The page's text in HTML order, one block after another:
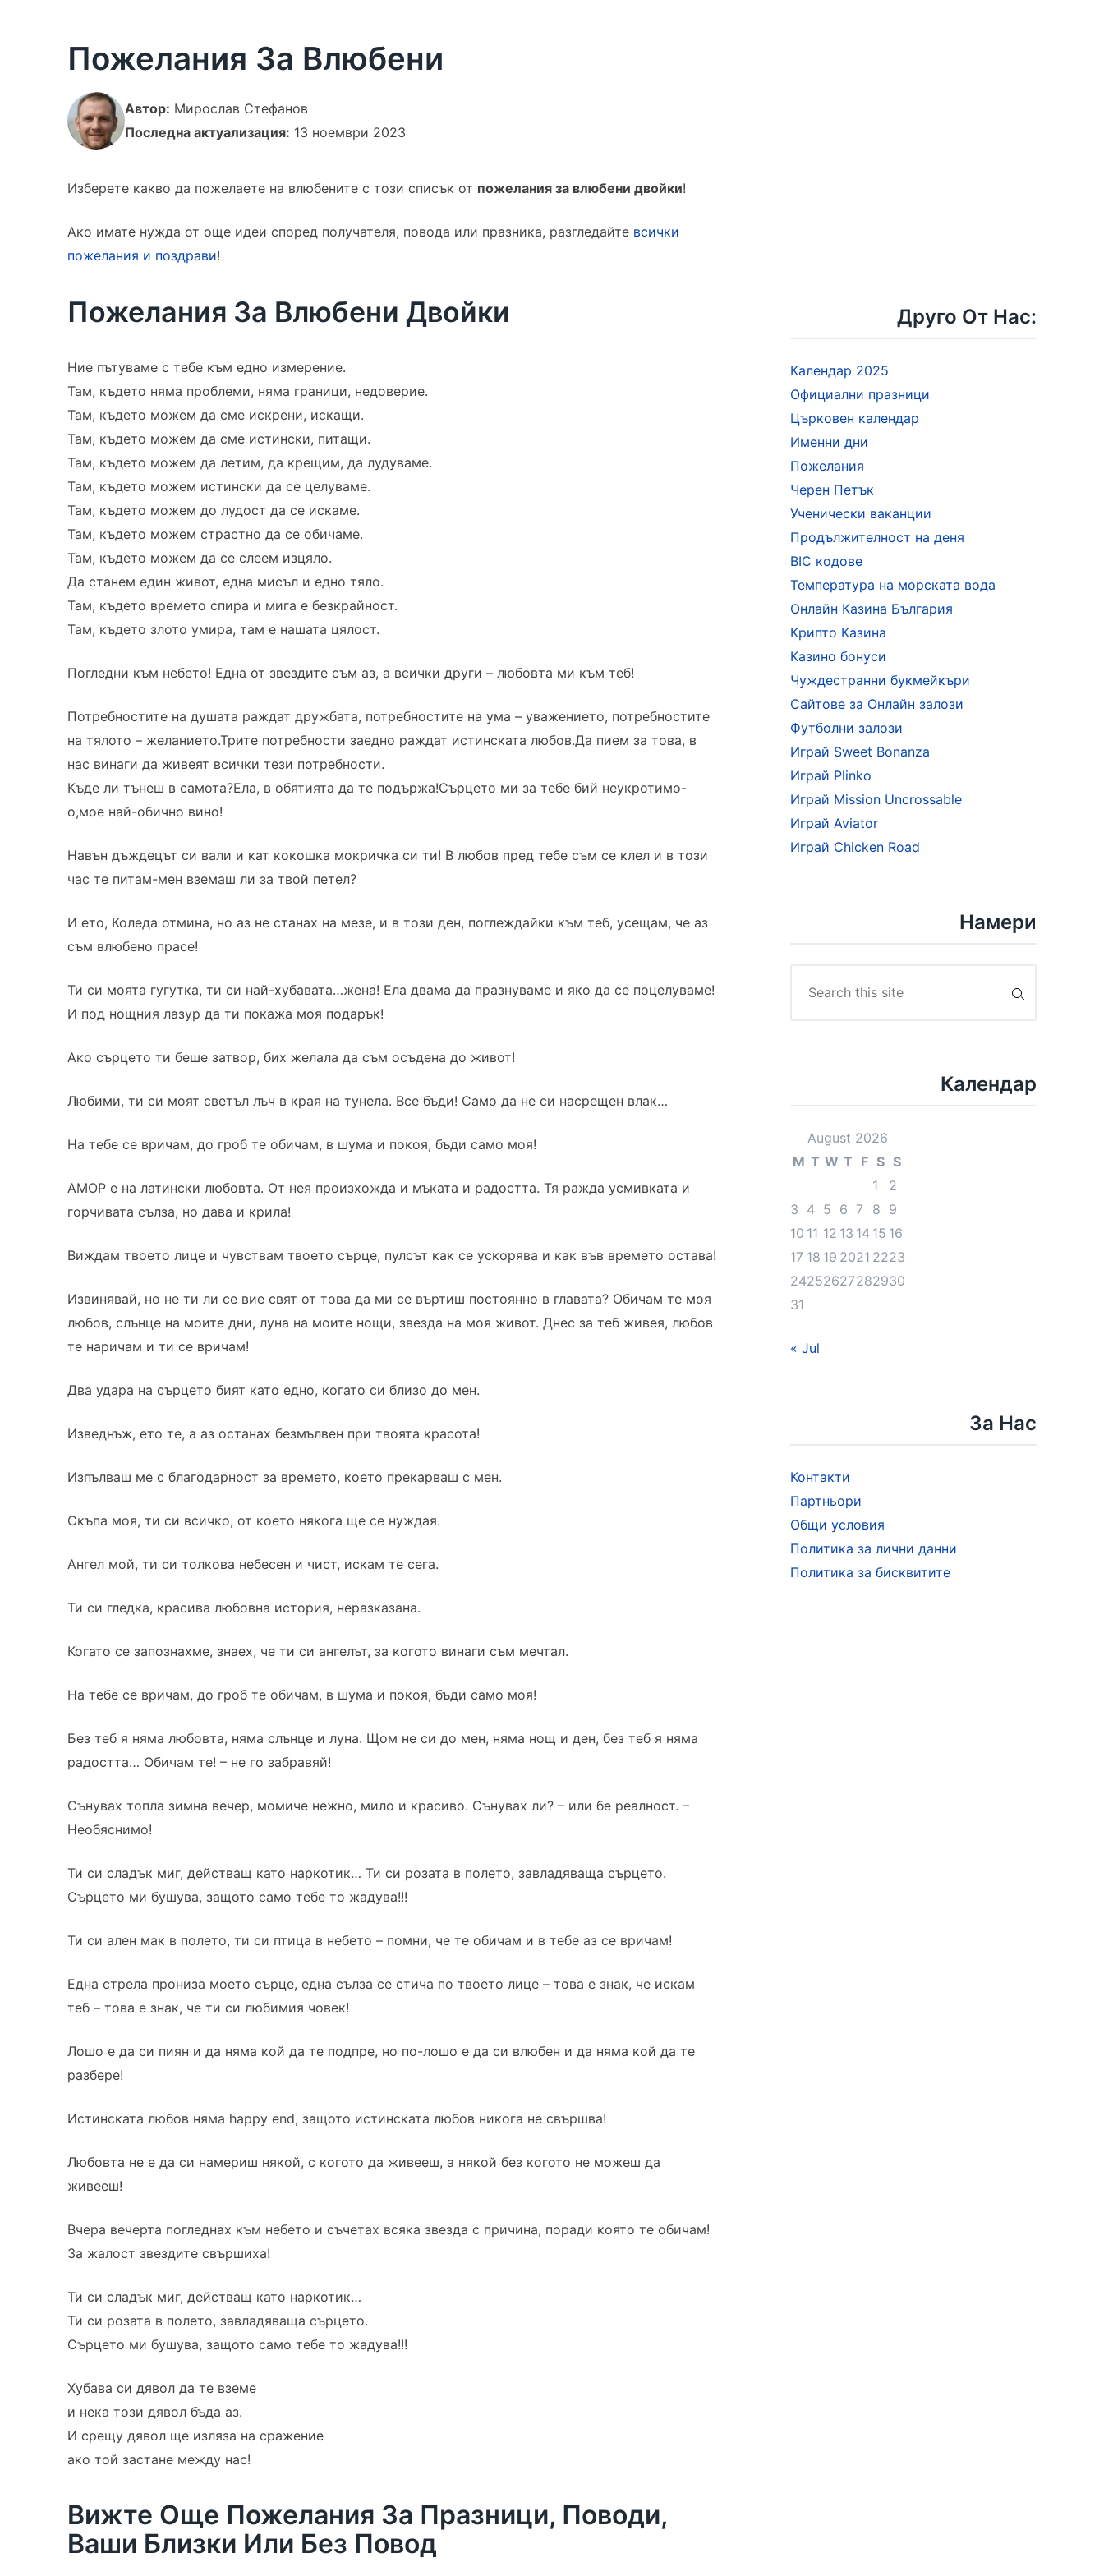
Пожелания За Влюбени
Автор: Мирослав Стефанов
Последна актуализация: 13 ноември 2023
Изберете какво да пожелаете на влюбените с този списък от пожелания за влюбени двойки!
Ако имате нужда от още идеи според получателя, повода или празника, разгледайте всички
пожелания и поздрави!
Пожелания За Влюбени Двойки
Ние пътуваме с тебе към едно измерение.
Там, където няма проблеми, няма граници, недоверие.
Там, където можем да сме искрени, искащи.
Там, където можем да сме истински, питащи.
Там, където можем да летим, да крещим, да лудуваме.
Там, където можем истински да се целуваме.
Там, където можем до лудост да се искаме.
Там, където можем страстно да се обичаме.
Там, където можем да се слеем изцяло.
Да станем един живот, една мисъл и едно тяло.
Там, където времето спира и мига е безкрайност.
Там, където злото умира, там е нашата цялост.
Погледни към небето! Една от звездите съм аз, а всички други – любовта ми към теб!
Потребностите на душата раждат дружбата, потребностите на ума – уважението, потребностите
на тялото – желанието.Трите потребности заедно раждат истинската любов.Да пием за това, в
нас винаги да живеят всички тези потребности.
Къде ли тънеш в самота?Ела, в обятията да те подържа!Сърцето ми за тебе бий неукротимо-
о,мое най-обично вино!
Навън дъждецът си вали и кат кокошка мокричка си ти! В любов пред тебе съм се клел и в този
час те питам-мен вземаш ли за твой петел?
И ето, Коледа отмина, но аз не станах на мезе, и в този ден, поглеждайки към теб, усещам, че аз
съм влюбено прасе!
Ти си моята гугутка, ти си най-хубавата…жена! Ела двама да празнуваме и яко да се поцелуваме!
И под нощния лазур да ти покажа моя подарък!
Ако сърцето ти беше затвор, бих желала да съм осъдена до живот!
Любими, ти си моят светъл лъч в края на тунела. Все бъди! Само да не си насрещен влак…
На тебе се вричам, до гроб те обичам, в шума и покоя, бъди само моя!
АМОР е на латински любовта. От нея произхожда и мъката и радостта. Тя ражда усмивката и
горчивата сълза, но дава и крила!
Виждам твоето лице и чувствам твоето сърце, пулсът как се ускорява и как във времето остава!
Извинявай, но не ти ли се вие свят от това да ми се въртиш постоянно в главата? Обичам те моя
любов, слънце на моите дни, луна на моите нощи, звезда на моя живот. Днес за теб живея, любов
те наричам и ти се вричам!
Два удара на сърцето бият като едно, когато си близо до мен.
Изведнъж, ето те, а аз останах безмълвен при твоята красота!
Изпълваш ме с благодарност за времето, което прекарваш с мен.
Скъпа моя, ти си всичко, от което някога ще се нуждая.
Ангел мой, ти си толкова небесен и чист, искам те сега.
Ти си гледка, красива любовна история, неразказана.
Когато се запознахме, знаех, че ти си ангелът, за когото винаги съм мечтал.
На тебе се вричам, до гроб те обичам, в шума и покоя, бъди само моя!
Без теб я няма любовта, няма слънце и луна. Щом не си до мен, няма нощ и ден, без теб я няма
радостта… Обичам те! – не го забравяй!
Сънувах топла зимна вечер, момиче нежно, мило и красиво. Сънувах ли? – или бе реалност. –
Необяснимо!
Ти си сладък миг, действащ като наркотик… Ти си розата в полето, завладяваща сърцето.
Сърцето ми бушува, защото само тебе то жадува!!!
Ти си ален мак в полето, ти си птица в небето – помни, че те обичам и в тебе аз се вричам!
Една стрела прониза моето сърце, една сълза се стича по твоето лице – това е знак, че искам
теб – това е знак, че ти си любимия човек!
Лошо е да си пиян и да няма кой да те подпре, но по-лошо е да си влюбен и да няма кой да те
разбере!
Истинската любов няма happy end, защото истинската любов никога не свършва!
Любовта не е да си намериш някой, с когото да живееш, а някой без когото не можеш да
живееш!
Вчера вечерта погледнах към небето и съчетах всяка звезда с причина, поради която те обичам!
За жалост звездите свършиха!
Ти си сладък миг, действащ като наркотик…
Ти си розата в полето, завладяваща сърцето.
Сърцето ми бушува, защото само тебе то жадува!!!
Хубава си дявол да те вземе
и нека този дявол бъда аз.
И срещу дявол ще изляза на сражение
ако той застане между нас!
Вижте Още Пожелания За Празници, Поводи,
Ваши Близки Или Без Повод
Друго От Нас:
Календар 2025
Официални празници
Църковен календар
Именни дни
Пожелания
Черен Петък
Ученически ваканции
Продължителност на деня
BIC кодове
Температура на морската вода
Онлайн Казина България
Крипто Казина
Казино бонуси
Чуждестранни букмейкъри
Сайтове за Онлайн залози
Футболни залози
Играй Sweet Bonanza
Играй Plinko
Играй Mission Uncrossable
Играй Aviator
Играй Chicken Road
Намери
for:
Календар
August 2026
M T W T F S S
1
2
3 4 5 6 7 8 9
10 11 12 13 14 15 16
17 18 19 2021 2223
24252627282930
31
« Jul
За Нас
Контакти
Партньори
Общи условия
Политика за лични данни
Политика за бисквитите